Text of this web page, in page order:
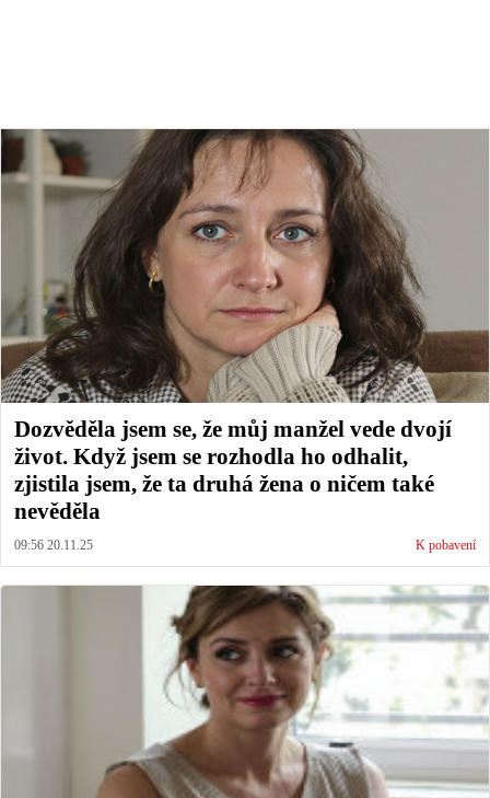
Dozvěděla jsem se, že můj manžel vede dvojí
život. Když jsem se rozhodla ho odhalit,
zjistila jsem, že ta druhá žena o ničem také
nevěděla
09:56 20.11.25 K pobavení